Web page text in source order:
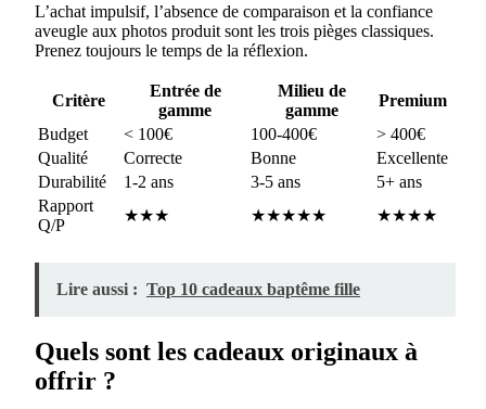
L’achat impulsif, l’absence de comparaison et la confiance
aveugle aux photos produit sont les trois pièges classiques.
Prenez toujours le temps de la réflexion.
Critère
Entrée de
gamme
Milieu de
gamme
Premium
Budget
< 100€ 100-400€
> 400€
Qualité
Correcte Bonne
Excellente
Durabilité
1-2 ans 3-5 ans
5+ ans
Rapport
Q/P
★★★ ★★★★★ ★★★★
Lire aussi : Top 10 cadeaux baptême fille
Quels sont les cadeaux originaux à
offrir ?